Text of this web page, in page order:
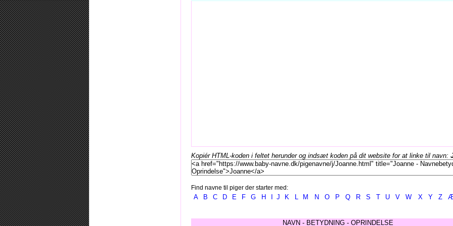
Kopiér HTML-koden i feltet herunder og indsæt koden på dit website for at linke til navn:
Find navne til piger der starter med:
A B C D E F G H J K L M N O P Q R S T U V W X Y Z
NAVN - BETYDNING - OPRINDELSE